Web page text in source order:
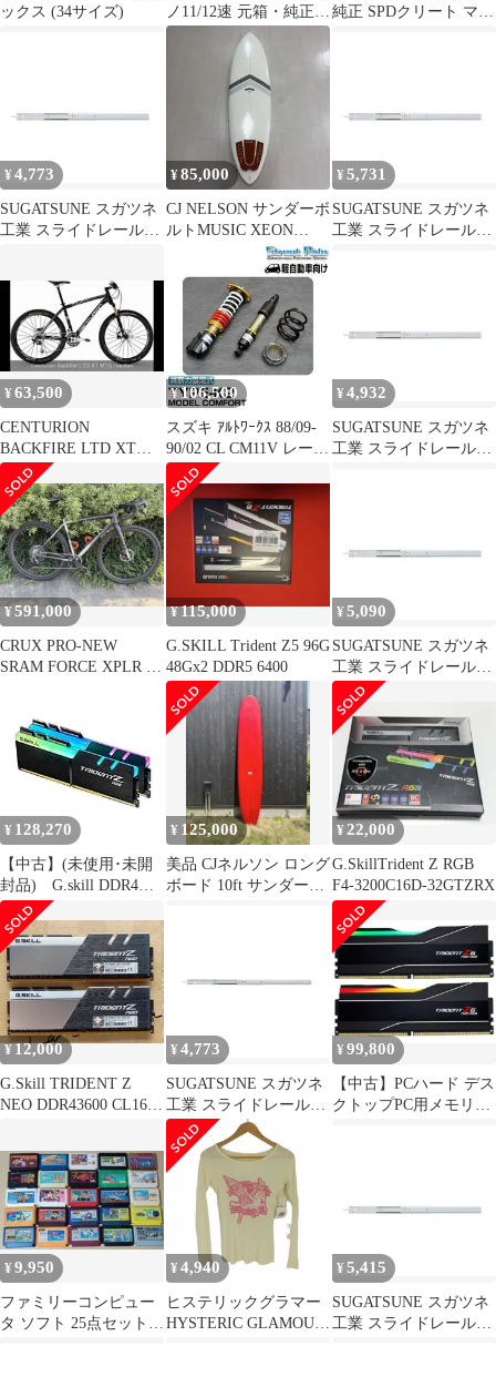
ックス (34サイズ)
ノ11/12速 元箱・純正付
属品付
純正 SPDクリート マル
¥ 4,773
SUGATSUNE スガツネ
工業 スライドレール
234.8：-：239.8：254.8
190-034-451 C301-12CL
| ACCURIDE アキュラ
イド 建築金物 家具金物
部品 金具 金物 部品交
¥85,000
CJ NELSON サンダーボ
ルトMUSIC XEON
¥ 5,731
SUGATSUNE スガツネ
工業 スライドレール
ACCURIDE アキュライ
部品 金具 金物 部品交
換
¥63,500
CENTURION
BACKFIRE LTD XTセ
ンチュリオンマウンテ
ンバイク
¥106,500
スズキ ｱﾙﾄﾜｰｸｽ 88/09-
90/02 CL CM11V レーシ
ングギア ストリートラ
イド TYPE-K2 モデル
コンフォート 減衰力 固
定式 SR-S508-B-MC
¥ 4,932
SUGATSUNE スガツネ
工業 スライドレール
| ACCURIDE アキュラ
部品 金具 金物 部品交
¥591,000
CRUX PRO-NEW
SRAM FORCE XPLR 52
¥115,000
G.SKILL Trident Z5 96G
48Gx2 DDR5 6400
¥ 5,090
SUGATSUNE スガツネ
工業 スライドレール
C301CL クローズロッ
クタイプ PAT ：
336.4：-：341.4：356.4
190-034-453 C301-16CL
| ACCURIDE アキュラ
イド 建築金物 家具金物
部品 金具 金物 部品交
¥ 128,270
【中古】(未使用･未開
封品) G.skill DDR4
Trident Z RGB F4-
4266C19D-16GTZR
(DDR4-4266 8GBx2)
qdkdu57
¥ 125,000
美品 CJネルソン ロング
ボード 10ft サンダーボ
¥22,000
G.SkillTrident Z RGB
F4-3200C16D-32GTZRX
¥12,000
G.Skill TRIDENT Z
NEO DDR43600 CL16
¥ 4,773
SUGATSUNE スガツネ
工業 スライドレール
C2739CL クローズロッ
クタイプ PAT 265：
280：-：285：300 190-
034-546 C2739-35CL |
ACCURIDE アキュライ
ド 建築金物 家具金物
部品 金具 金物 部品交
換
¥99,800
【中古】PCハード デス
クトップPC用メモリー
TZ5NR]
¥9,950
ファミリーコンピュー
タ ソフト 25点セット
¥ 4,940
ヒステリックグラマー
HYSTERIC GLAMOUR
¥ 5,415
SUGATSUNE スガツネ
工業 スライドレール